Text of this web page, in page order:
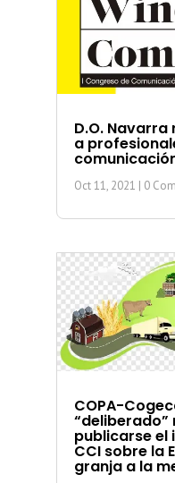
D.O.
a
Oct 11, 2021 | 0
COPA-
“deliberado”
publicarse el
CCI sobre la
granja a la